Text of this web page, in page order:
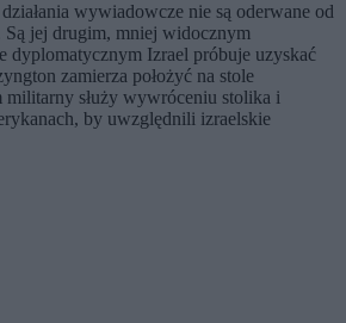
wywiadowcze nie są oderwane od
Są jej drugim, mniej widocznym
dyplomatycznym Izrael próbuje uzyskać
zamierza położyć na stole
militarny służy wywróceniu stolika i
by uwzględnili izraelskie